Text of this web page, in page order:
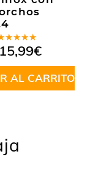
Valorado
en5.00de
15,99€
AL CARRITO